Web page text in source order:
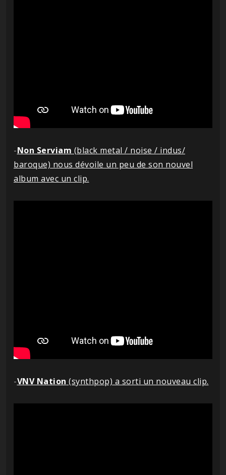
-Non Serviam (black metal / noise / indus/
baroque) nous dévoile un peu de son nouvel
album avec un clip.
-VNV Nation (synthpop) a sorti un nouveau clip.